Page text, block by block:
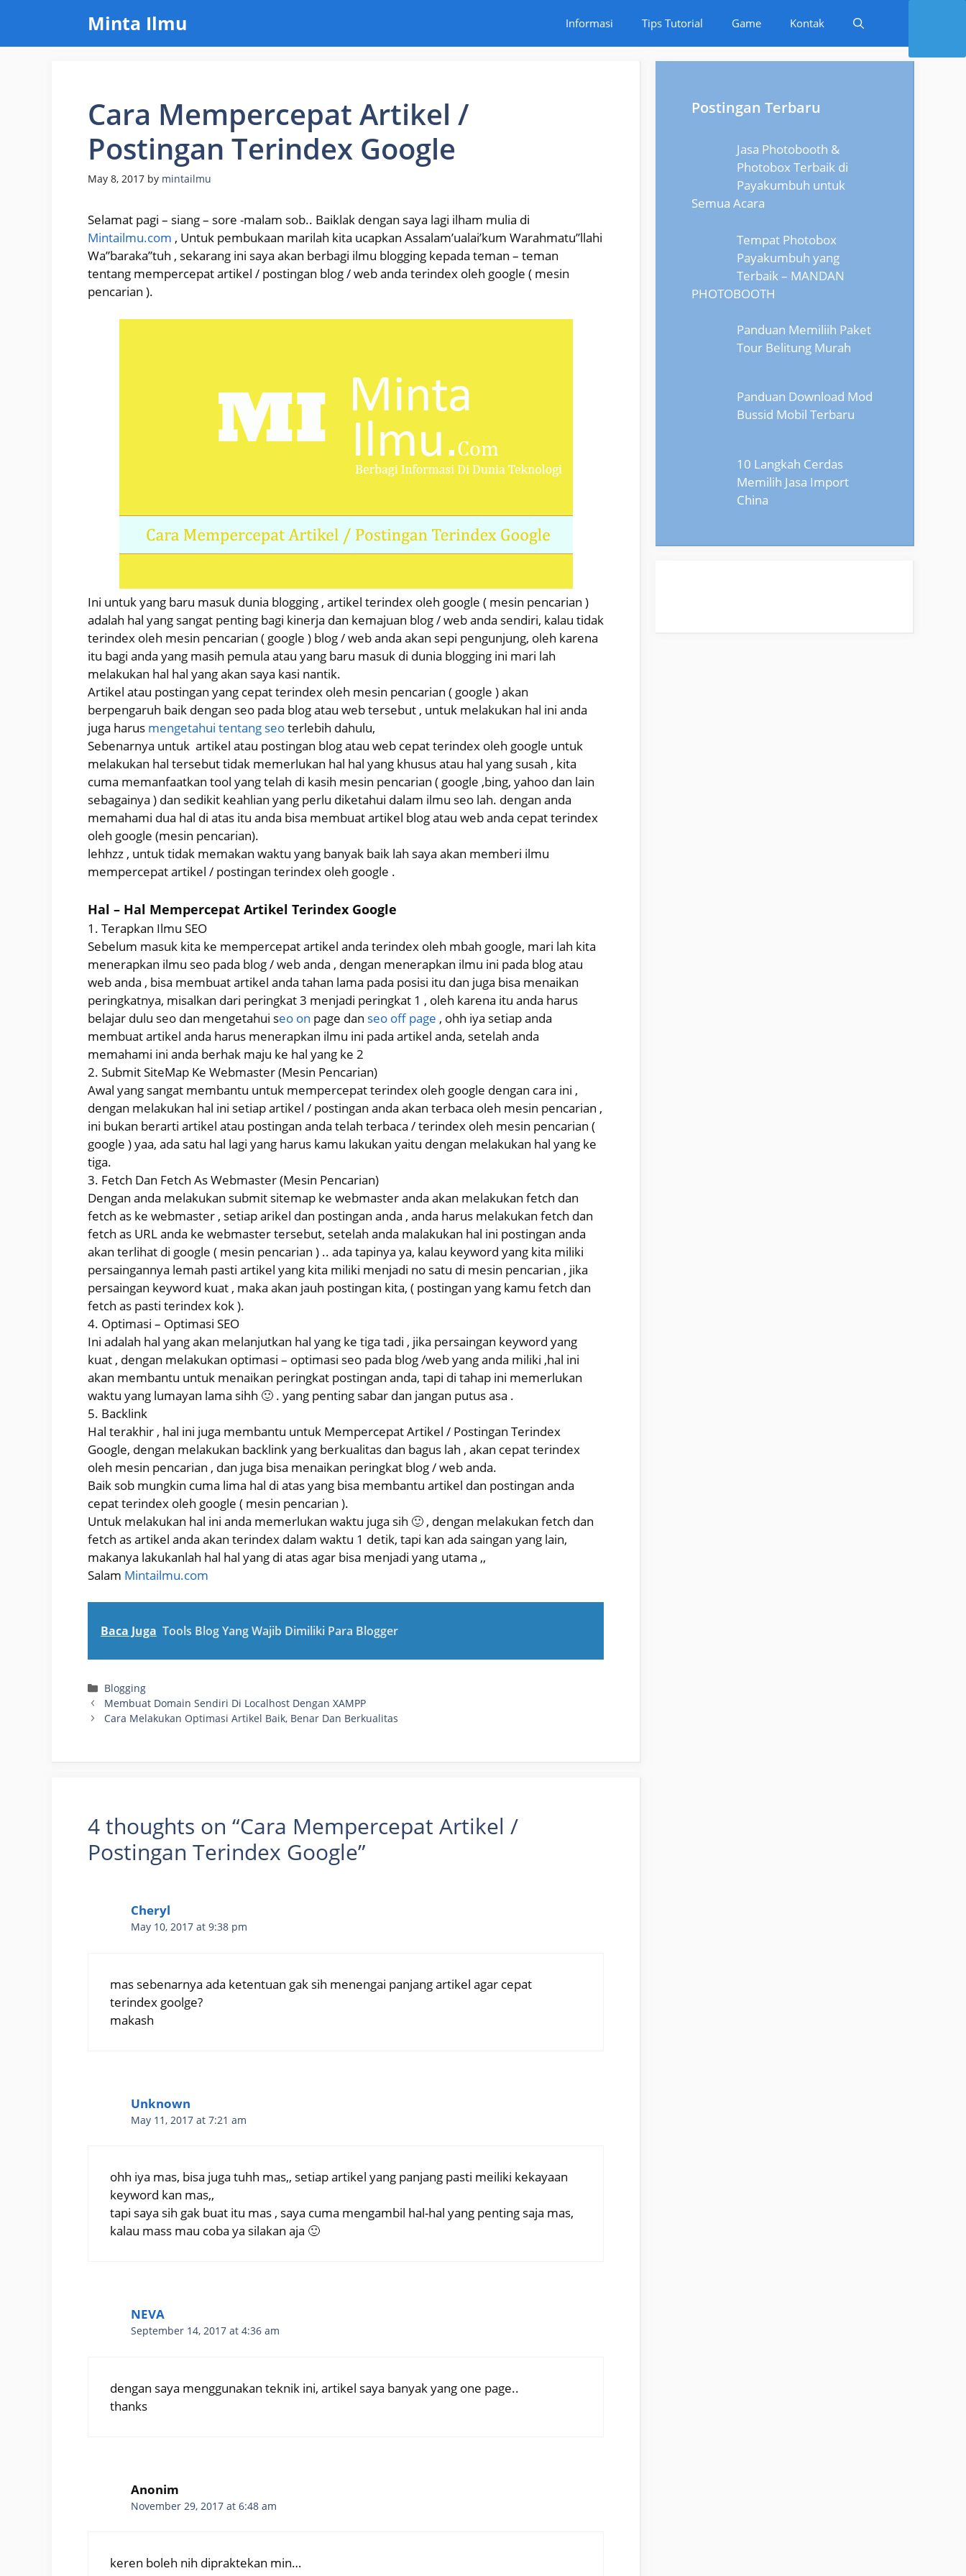
content
Minta Ilmu Informasi Tips Tutorial Game Kontak
Cara Mempercepat Artikel /
Postingan Terindex Google
May 8, 2017 by mintailmu
Selamat pagi – siang – sore -malam sob.. Baiklak dengan saya lagi ilham mulia di
Mintailmu.com , Untuk pembukaan marilah kita ucapkan Assalam’ualai’kum Warahmatu”llahi
Wa”baraka”tuh , sekarang ini saya akan berbagi ilmu blogging kepada teman – teman
tentang mempercepat artikel / postingan blog / web anda terindex oleh google ( mesin
pencarian ).
Ini untuk yang baru masuk dunia blogging , artikel terindex oleh google ( mesin pencarian )
adalah hal yang sangat penting bagi kinerja dan kemajuan blog / web anda sendiri, kalau tidak
terindex oleh mesin pencarian ( google ) blog / web anda akan sepi pengunjung, oleh karena
itu bagi anda yang masih pemula atau yang baru masuk di dunia blogging ini mari lah
melakukan hal hal yang akan saya kasi nantik.
Artikel atau postingan yang cepat terindex oleh mesin pencarian ( google ) akan
berpengaruh baik dengan seo pada blog atau web tersebut , untuk melakukan hal ini anda
juga harus mengetahui tentang seoterlebih dahulu,
Sebenarnya untuk artikel atau postingan blog atau web cepat terindex oleh google untuk
melakukan hal tersebut tidak memerlukan hal hal yang khusus atau hal yang susah , kita
cuma memanfaatkan tool yang telah di kasih mesin pencarian ( google ,bing, yahoo dan lain
sebagainya ) dan sedikit keahlian yang perlu diketahui dalam ilmu seo lah. dengan anda
memahami dua hal di atas itu anda bisa membuat artikel blog atau web anda cepat terindex
oleh google (mesin pencarian).
lehhzz , untuk tidak memakan waktu yang banyak baik lah saya akan memberi ilmu
mempercepat artikel / postingan terindex oleh google .
Hal – Hal Mempercepat Artikel Terindex Google
1. Terapkan Ilmu SEO
Sebelum masuk kita ke mempercepat artikel anda terindex oleh mbah google, mari lah kita
menerapkan ilmu seo pada blog / web anda , dengan menerapkan ilmu ini pada blog atau
web anda , bisa membuat artikel anda tahan lama pada posisi itu dan juga bisa menaikan
peringkatnya, misalkan dari peringkat 3 menjadi peringkat 1 , oleh karena itu anda harus
belajar dulu seo dan mengetahui seo on page dan seo off page , ohh iya setiap anda
membuat artikel anda harus menerapkan ilmu ini pada artikel anda, setelah anda
memahami ini anda berhak maju ke hal yang ke 2
2. Submit SiteMap Ke Webmaster (Mesin Pencarian)
Awal yang sangat membantu untuk mempercepat terindex oleh google dengan cara ini ,
dengan melakukan hal ini setiap artikel / postingan anda akan terbaca oleh mesin pencarian ,
ini bukan berarti artikel atau postingan anda telah terbaca / terindex oleh mesin pencarian (
google ) yaa, ada satu hal lagi yang harus kamu lakukan yaitu dengan melakukan hal yang ke
tiga.
3. Fetch Dan Fetch As Webmaster (Mesin Pencarian)
Dengan anda melakukan submit sitemap ke webmaster anda akan melakukan fetch dan
fetch as ke webmaster , setiap arikel dan postingan anda , anda harus melakukan fetch dan
fetch as URL anda ke webmaster tersebut, setelah anda malakukan hal ini postingan anda
akan terlihat di google ( mesin pencarian ) .. ada tapinya ya, kalau keyword yang kita miliki
persaingannya lemah pasti artikel yang kita miliki menjadi no satu di mesin pencarian , jika
persaingan keyword kuat , maka akan jauh postingan kita, ( postingan yang kamu fetch dan
fetch as pasti terindex kok ).
4. Optimasi – Optimasi SEO
Ini adalah hal yang akan melanjutkan hal yang ke tiga tadi , jika persaingan keyword yang
kuat , dengan melakukan optimasi – optimasi seo pada blog /web yang anda miliki ,hal ini
akan membantu untuk menaikan peringkat postingan anda, tapi di tahap ini memerlukan
waktu yang lumayan lama sihh 🙂 . yang penting sabar dan jangan putus asa .
5. Backlink
Hal terakhir , hal ini juga membantu untuk Mempercepat Artikel / Postingan Terindex
Google, dengan melakukan backlink yang berkualitas dan bagus lah , akan cepat terindex
oleh mesin pencarian , dan juga bisa menaikan peringkat blog / web anda.
Baik sob mungkin cuma lima hal di atas yang bisa membantu artikel dan postingan anda
cepat terindex oleh google ( mesin pencarian ).
Untuk melakukan hal ini anda memerlukan waktu juga sih 🙂 , dengan melakukan fetch dan
fetch as artikel anda akan terindex dalam waktu 1 detik, tapi kan ada saingan yang lain,
makanya lakukanlah hal hal yang di atas agar bisa menjadi yang utama ,,
Salam Mintailmu.com
Baca Juga Tools Blog Yang Wajib Dimiliki Para Blogger
Categories
Blogging
Membuat Domain Sendiri Di Localhost Dengan XAMPP
Cara Melakukan Optimasi Artikel Baik, Benar Dan Berkualitas
4 thoughts on “Cara Mempercepat Artikel /
Postingan Terindex Google”
Cheryl
May 10, 2017 at 9:38 pm
mas sebenarnya ada ketentuan gak sih menengai panjang artikel agar cepat
terindex goolge?
makash
Unknown
May 11, 2017 at 7:21 am
ohh iya mas, bisa juga tuhh mas,, setiap artikel yang panjang pasti meiliki kekayaan
keyword kan mas,,
tapi saya sih gak buat itu mas , saya cuma mengambil hal-hal yang penting saja mas,
kalau mass mau coba ya silakan aja 🙂
NEVA
September 14, 2017 at 4:36 am
dengan saya menggunakan teknik ini, artikel saya banyak yang one page..
thanks
Anonim
November 29, 2017 at 6:48 am
keren boleh nih dipraktekan min…
Postingan Terbaru
Jasa Photobooth &
Photobox Terbaik di
Payakumbuh untuk
Semua Acara
Tempat Photobox
Payakumbuh yang
Terbaik – MANDAN
PHOTOBOOTH
Panduan Memiliih Paket
Tour Belitung Murah
Panduan Download Mod
Bussid Mobil Terbaru
10 Langkah Cerdas
Memilih Jasa Import
China